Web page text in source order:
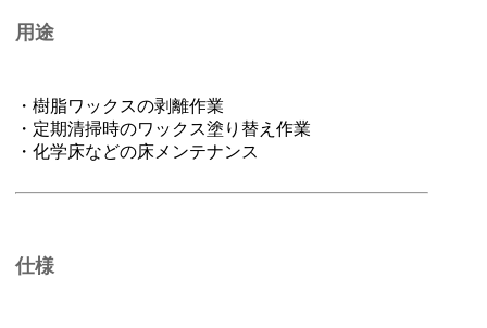
用途
・樹脂ワックスの剥離作業
・定期清掃時のワックス塗り替え作業
・化学床などの床メンテナンス
仕様